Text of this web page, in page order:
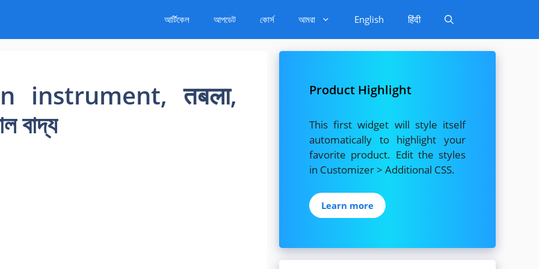
আর্টিকেল আপডেট কোর্স আমরা English हिंदी
instrument, तबला,
বাদ্য
Product Highlight
This first widget will style itself
automatically to highlight your
favorite product. Edit the styles
in Customizer > Additional CSS.
Learn more